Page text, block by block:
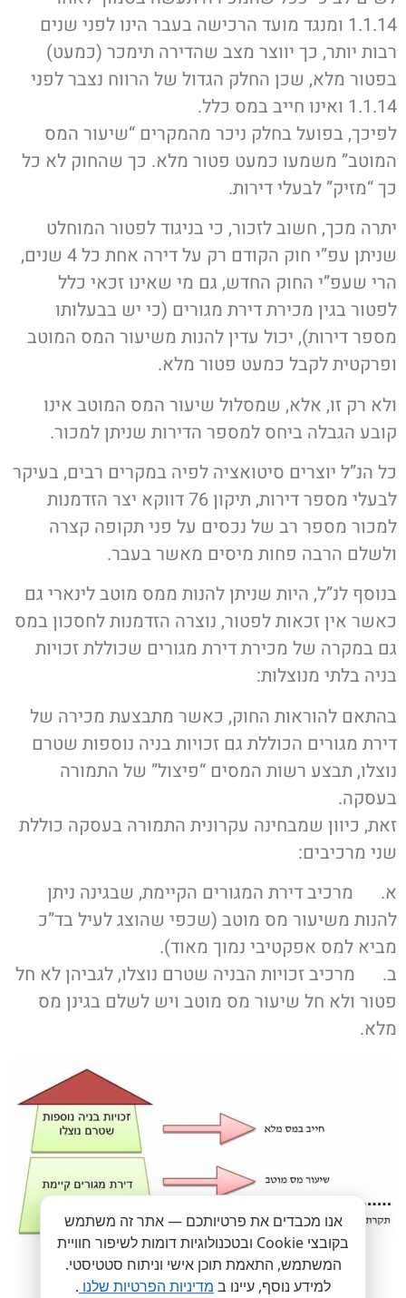
1.1.14 ומנגד מועד הרכישה בעבר הינו לפני שנים
רבות יותר, כך יווצר מצב שהדירה תימכר (כמעט)
בפטור מלא, שכן החלק הגדול של הרווח נצבר לפני
1.1.14 ואינו חייב במס כלל.
לפיכך, בפועל בחלק ניכר מהמקרים “שיעור המס
המוטב” משמעו כמעט פטור מלא. כך שהחוק לא כל
כך “מזיק” לבעלי דירות.
יתרה מכך, חשוב לזכור, כי בניגוד לפטור המוחלט
שניתן עפ”י חוק הקודם רק על דירה אחת כל 4 שנים,
הרי שעפ”י החוק החדש, גם מי שאינו זכאי כלל
לפטור בגין מכירת דירת מגורים (כי יש בבעלותו
מספר דירות), יכול עדין להנות משיעור המס המוטב
ופרקטית לקבל כמעט פטור מלא.
ולא רק זו, אלא, שמסלול שיעור המס המוטב אינו
קובע הגבלה ביחס למספר הדירות שניתן למכור.
כל הנ”ל יוצרים סיטואציה לפיה במקרים רבים, בעיקר
לבעלי מספר דירות, תיקון 76 דווקא יצר הזדמנות
למכור מספר רב של נכסים על פני תקופה קצרה
ולשלם הרבה פחות מיסים מאשר בעבר.
בנוסף לנ”ל, היות שניתן להנות ממס מוטב לינארי גם
כאשר אין זכאות לפטור, נוצרה הזדמנות לחסכון במס
גם במקרה של מכירת דירת מגורים שכוללת זכויות
בניה בלתי מנוצלות:
בהתאם להוראות החוק, כאשר מתבצעת מכירה של
דירת מגורים הכוללת גם זכויות בניה נוספות שטרם
נוצלו, תבצע רשות המסים “פיצול” של התמורה
בעסקה.
זאת, כיוון שמבחינה עקרונית התמורה בעסקה כוללת
שני מרכיבים:
א. מרכיב דירת המגורים הקיימת, שבגינה ניתן
להנות משיעור מס מוטב (שכפי שהוצג לעיל בד”כ
מביא למס אפקטיבי נמוך מאוד).
ב. מרכיב זכויות הבניה שטרם נוצלו, לגביהן לא חל
פטור ולא חל שיעור מס מוטב ויש לשלם בגינן מס
מלא.
אנו מכבדים את פרטיותכם — אתר זה משתמש
בקובצי Cookie ובטכנולוגיות דומות לשיפור חוויית
המשתמש, התאמת תוכן אישי וניתוח סטטיסטי.
למידע נוסף, עיינו ב מדיניות הפרטיות שלנו .